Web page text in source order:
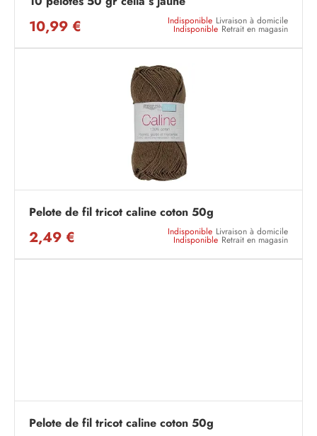
10,99 € Indisponible Livraison à domicile
Indisponible Retrait en magasin
Pelote de fil tricot caline coton 50g
2,49 € Indisponible Livraison à domicile
Indisponible Retrait en magasin
Pelote de fil tricot caline coton 50g